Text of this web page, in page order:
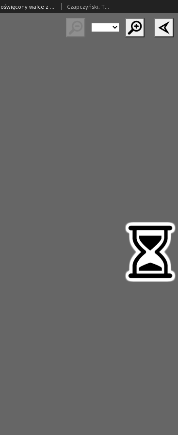
Przyszłość Ludu : miesięcznik poświęcony walce z alkoholizmem. R. 2. 1906, nr 9 Czapczyński, Tadeusz (1884–1958); Skiba, Mikołaj